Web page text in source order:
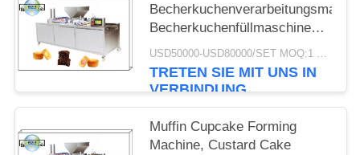
Becherkuchenfüllmaschine
220V 350-500kg/h
TRETEN SIE MIT UNS IN
VERBINDUNG
Muffin Cupcake Forming
Machine, Custard Cake